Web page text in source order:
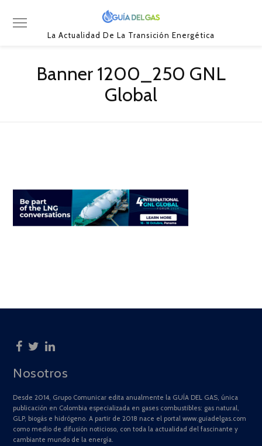
La Actualidad De La Transición Energética
Banner 1200_250 GNL
Global
Nosotros
Desde 2014, Grupo Comunicar edita anualmente la GUÍA DEL GAS, única
publicación en Colombia especializada en gases combustibles: gas natural,
GLP, biogás e hidrógeno. A partir de 2018 nace el portal www.guiadelgas.com
como medio de difusión noticioso, con toda la actualidad del fascinante y
cambiante mundo de la energía.